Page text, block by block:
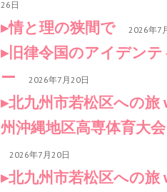
26日
情と理の狭間で 2026年7
旧律令国のアイデンテ
ー
2026年7月20日
北九州市若松区への旅
州沖縄地区高専体育大
2026年7月20日
北九州市若松区への旅